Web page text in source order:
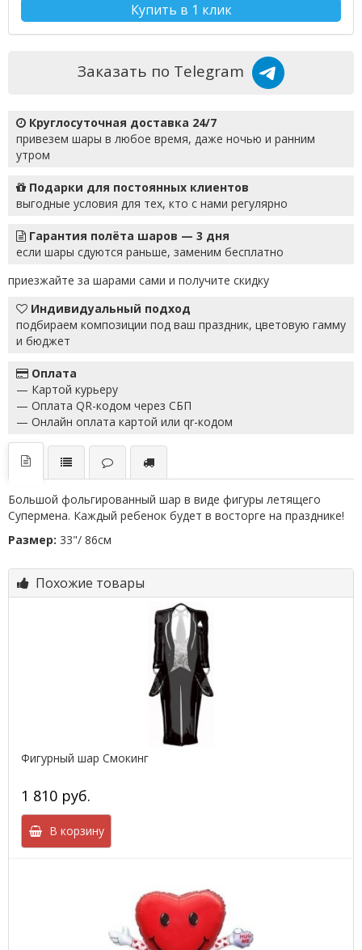
Купить в 1 клик
Заказать по Telegram
Круглосуточная доставка 24/7
привезем шары в любое время, даже ночью и ранним
утром
Подарки для постоянных клиентов
выгодные условия для тех, кто с нами регулярно
Гарантия полёта шаров — 3 дня
если шары сдуются раньше, заменим бесплатно
приезжайте за шарами сами и получите скидку
Индивидуальный подход
подбираем композиции под ваш праздник, цветовую гамму
и бюджет
Оплата
— Картой курьеру
— Оплата QR-кодом через СБП
— Онлайн оплата картой или qr-кодом
Большой фольгированный шар в виде фигуры летящего
Супермена. Каждый ребенок будет в восторге на празднике!
Размер: 33"/ 86см
Похожие товары
Фигурный шар Смокинг
1 810 руб.
В корзину